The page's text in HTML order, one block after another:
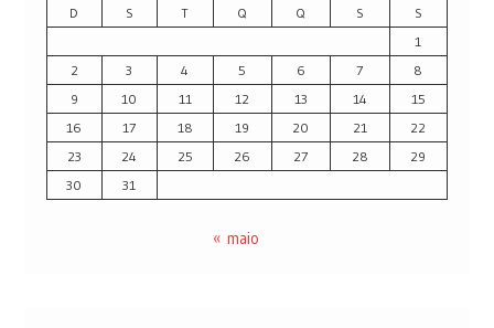
D S T Q Q S
S
1
2
3 4 5 6 7
8
9
10 11 12 13 14
15
16
17 18 19 20 21
22
23
24 25 26 27 28
29
30
31
« maio